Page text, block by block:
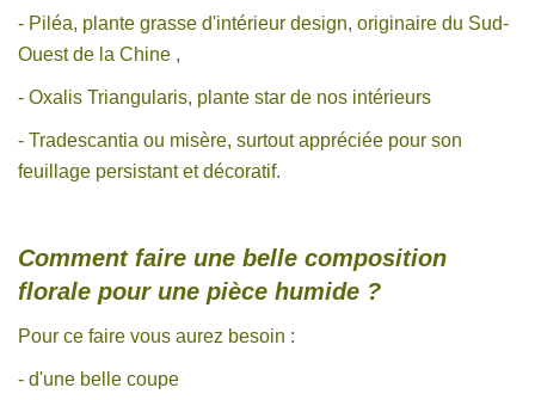
- Piléa, plante grasse d'intérieur design, originaire du Sud-
Ouest de la Chine ,
- Oxalis Triangularis, plante star de nos intérieurs
- Tradescantia ou misère, surtout appréciée pour son
feuillage persistant et décoratif.
Comment faire une belle composition
florale pour une pièce humide ?
Pour ce faire vous aurez besoin :
- d'une belle coupe